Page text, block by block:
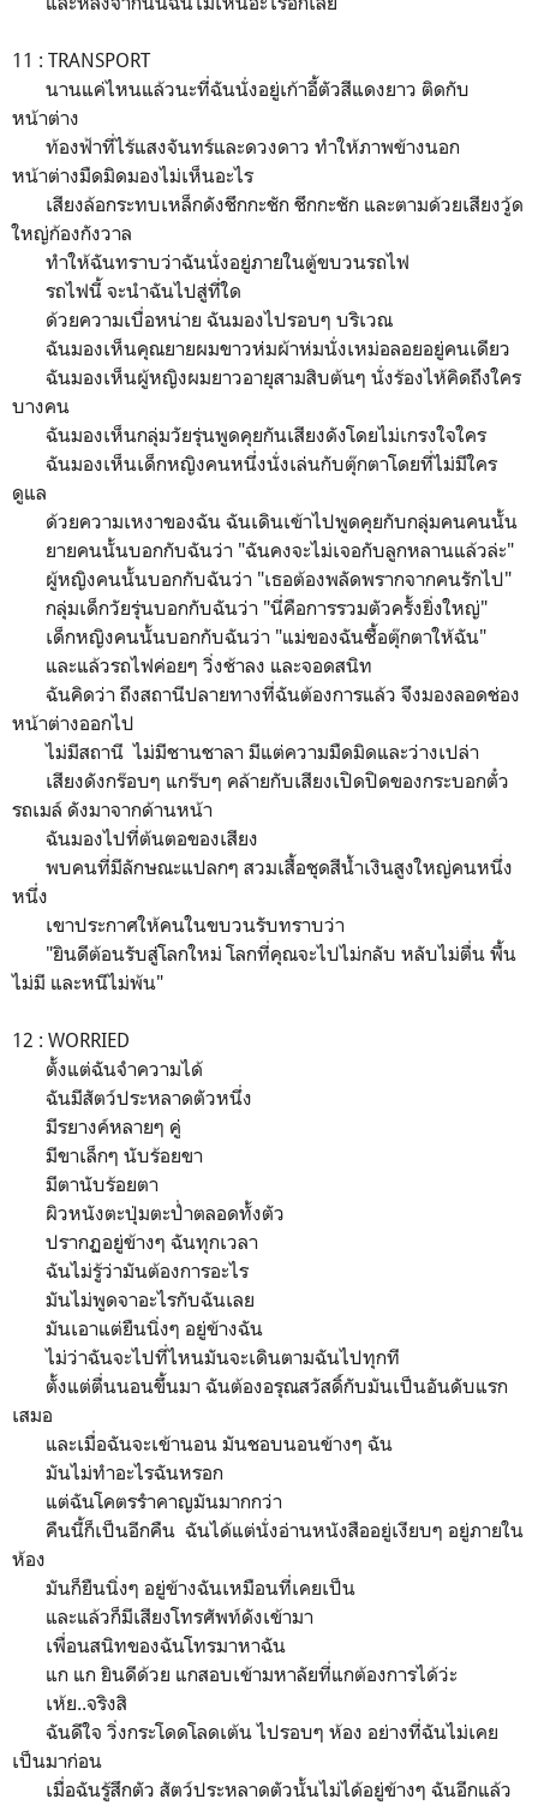
11 : TRANSPORT
นานแค่ไหนแล้วนะที่ฉันนั่งอยู่เก้าอี้ตัวสีแดงยาว ติดกับ
หน้าต่าง
ท้องฟ้าที่ไร้แสงจันทร์และดวงดาว ทำให้ภาพข้างนอก
หน้าต่างมืดมิดมองไม่เห็นอะไร
เสียงล้อกระทบเหล็กดังชึกกะชัก ชึกกะชัก และตามด้วยเสียงวู้ด
ใหญ่ก้องกังวาล
ทำให้ฉันทราบว่าฉันนั่งอยู่ภายในตู้ขบวนรถไฟ
รถไฟนี้ จะนำฉันไปสู่ที่ใด
ด้วยความเบื่อหน่าย ฉันมองไปรอบๆ บริเวณ
ฉันมองเห็นคุณยายผมขาวห่มผ้าห่มนั่งเหม่อลอยอยู่คนเดียว
ฉันมองเห็นผู้หญิงผมยาวอายุสามสิบต้นๆ นั่งร้องไห้คิดถึงใคร
บางคน
ฉันมองเห็นกลุ่มวัยรุ่นพูดคุยกันเสียงดังโดยไม่เกรงใจใคร
ฉันมองเห็นเด็กหญิงคนหนึ่งนั่งเล่นกับตุ๊กตาโดยที่ไม่มีใคร
ดูแล
ด้วยความเหงาของฉัน ฉันเดินเข้าไปพูดคุยกับกลุ่มคนคนนั้น
ยายคนนั้นบอกกับฉันว่า "ฉันคงจะไม่เจอกับลูกหลานแล้วล่ะ"
ผู้หญิงคนนั้นบอกกับฉันว่า "เธอต้องพลัดพรากจากคนรักไป"
กลุ่มเด็กวัยรุ่นบอกกับฉันว่า "นี่คือการรวมตัวครั้งยิ่งใหญ่"
เด็กหญิงคนนั้นบอกกับฉันว่า "แม่ของฉันซื้อตุ๊กตาให้ฉัน"
และแล้วรถไฟค่อยๆ วิ่งช้าลง และจอดสนิท
ฉันคิดว่า ถึงสถานีปลายทางที่ฉันต้องการแล้ว จึงมองลอดช่อง
หน้าต่างออกไป
ไม่มีสถานี ไม่มีชานชาลา มีแต่ความมืดมิดและว่างเปล่า
เสียงดังกร๊อบๆ แกร๊บๆ คล้ายกับเสียงเปิดปิดของกระบอกตั๋ว
รถเมล์ ดังมาจากด้านหน้า
ฉันมองไปที่ต้นตอของเสียง
พบคนที่มีลักษณะแปลกๆ สวมเสื้อชุดสีน้ำเงินสูงใหญ่คนหนึ่ง
หนึ่ง
เขาประกาศให้คนในขบวนรับทราบว่า
"ยินดีต้อนรับสู่โลกใหม่ โลกที่คุณจะไปไม่กลับ หลับไม่ตื่น พื้น
ไม่มี และหนีไม่พ้น"
12 : WORRIED
ตั้งแต่ฉันจำความได้
ฉันมีสัตว์ประหลาดตัวหนึ่ง
มีรยางค์หลายๆ คู่
มีขาเล็กๆ นับร้อยขา
มีตานับร้อยตา
ผิวหนังตะปุ่มตะป่ำตลอดทั้งตัว
ปรากฏอยู่ข้างๆ ฉันทุกเวลา
ฉันไม่รู้ว่ามันต้องการอะไร
มันไม่พูดจาอะไรกับฉันเลย
มันเอาแต่ยืนนิ่งๆ อยู่ข้างฉัน
ไม่ว่าฉันจะไปที่ไหนมันจะเดินตามฉันไปทุกที
ตั้งแต่ตื่นนอนขึ้นมา ฉันต้องอรุณสวัสดิ์กับมันเป็นอันดับแรก
เสมอ
และเมื่อฉันจะเข้านอน มันชอบนอนข้างๆ ฉัน
มันไม่ทำอะไรฉันหรอก
แต่ฉันโคตรรำคาญมันมากกว่า
คืนนี้ก็เป็นอีกคืน ฉันได้แต่นั่งอ่านหนังสืออยู่เงียบๆ อยู่ภายใน
ห้อง
มันก็ยืนนิ่งๆ อยู่ข้างฉันเหมือนที่เคยเป็น
และแล้วก็มีเสียงโทรศัพท์ดังเข้ามา
เพื่อนสนิทของฉันโทรมาหาฉัน
แก แก ยินดีด้วย แกสอบเข้ามหาลัยที่แกต้องการได้ว่ะ
เห้ย..จริงสิ
ฉันดีใจ วิ่งกระโดดโลดเต้น ไปรอบๆ ห้อง อย่างที่ฉันไม่เคย
เป็นมาก่อน
เมื่อฉันรู้สึกตัว สัตว์ประหลาดตัวนั้นไม่ได้อยู่ข้างๆ ฉันอีกแล้ว